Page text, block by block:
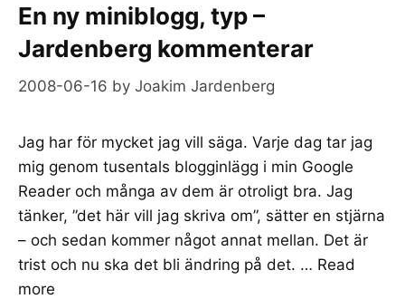
En ny miniblogg, typ –
Jardenberg kommenterar
2008-06-16 by Joakim Jardenberg
Jag har för mycket jag vill säga. Varje dag tar jag
mig genom tusentals blogginlägg i min Google
Reader och många av dem är otroligt bra. Jag
tänker, ”det här vill jag skriva om”, sätter en stjärna
– och sedan kommer något annat mellan. Det är
trist och nu ska det bli ändring på det. … Read
more